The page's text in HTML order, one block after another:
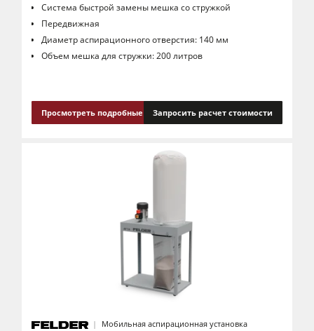
Система быстрой замены мешка со стружкой
Передвижная
Диаметр аспирационного отверстия: 140 мм
Объем мешка для стружки: 200 литров
Просмотреть подробные сведенияЗапросить расчет стоимости
Мобильная аспирационная установка